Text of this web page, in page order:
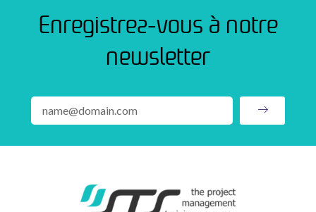
Enregistrez-vous à notre
newsletter